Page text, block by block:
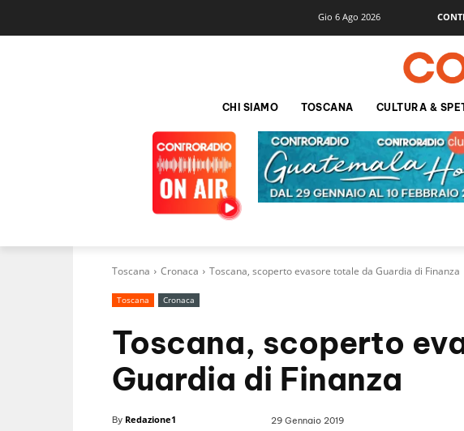
Gio 6 Ago 2026
CHI SIAMO TOSCANA CULTURA &
Toscana Cronaca Toscana, scoperto evasore totale da Guardia di Finanza
Toscana Cronaca
Toscana, scoperto
Guardia di Finanza
By Redazione1 29 Gennaio 2019